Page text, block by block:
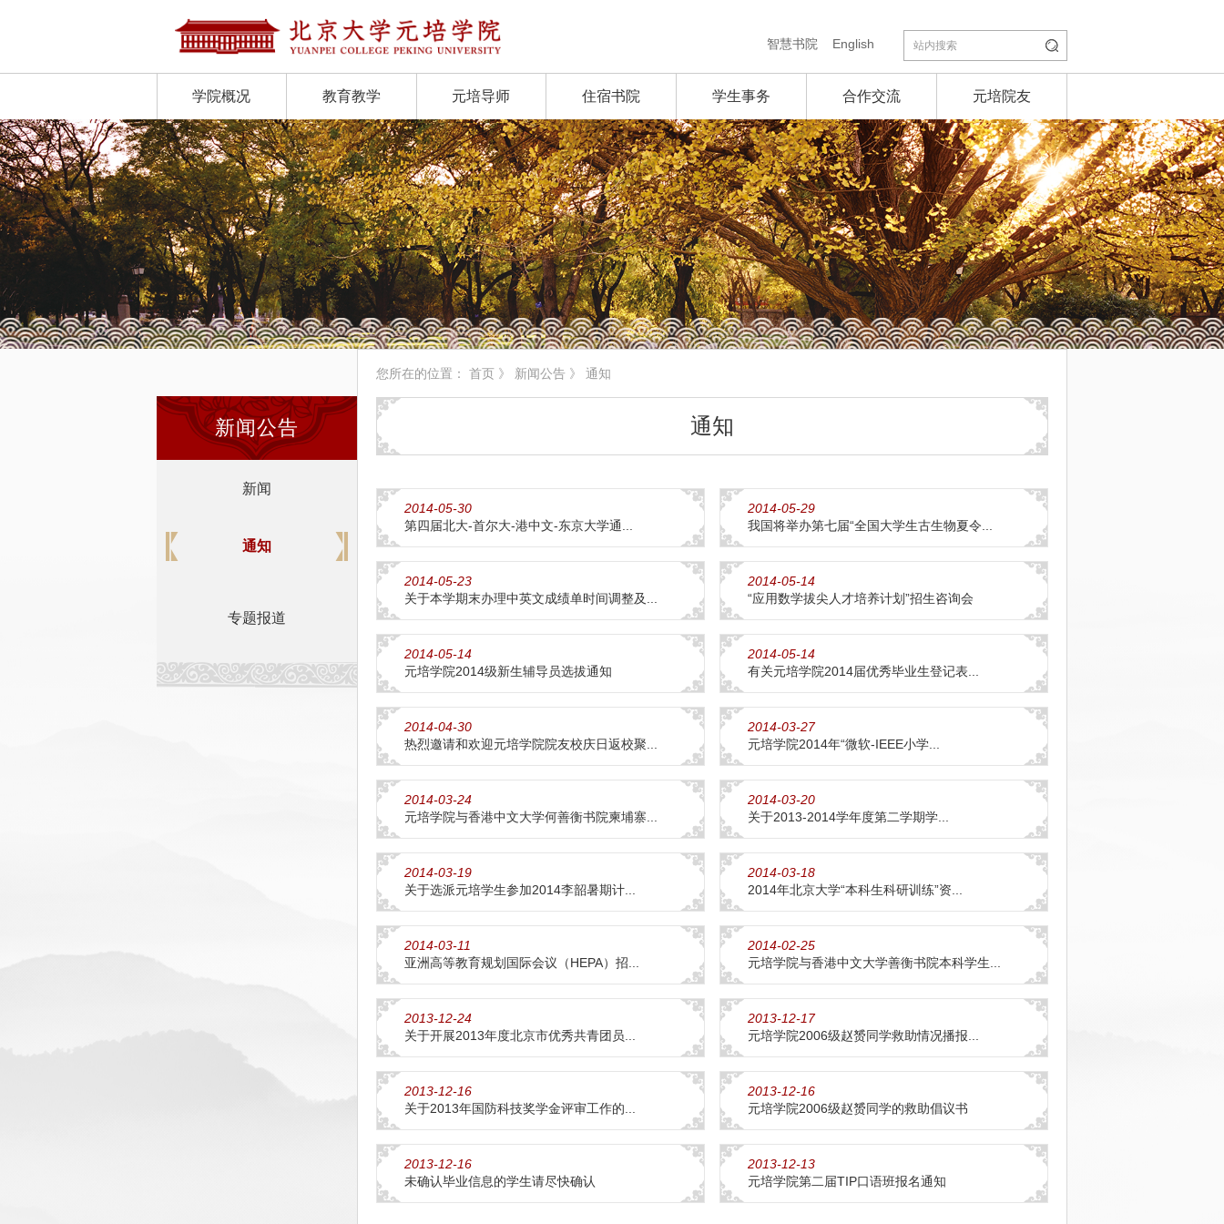
智慧书院 English
学院概况 教育教学 元培导师 住宿书院 学生事务 合作交流 元培院友
新闻公告
新闻
通知
专题报道
您所在的位置： 首页 》 新闻公告 》 通知
通知
2014-05-30
第四届北大-首尔大-港中文-东京大学通...
2014-05-29
我国将举办第七届“全国大学生古生物夏令...
2014-05-23
关于本学期末办理中英文成绩单时间调整及...
2014-05-14
“应用数学拔尖人才培养计划”招生咨询会
2014-05-14
元培学院2014级新生辅导员选拔通知
2014-05-14
有关元培学院2014届优秀毕业生登记表...
2014-04-30
热烈邀请和欢迎元培学院院友校庆日返校聚...
2014-03-27
元培学院2014年“微软-IEEE小学...
2014-03-24
元培学院与香港中文大学何善衡书院柬埔寨...
2014-03-20
关于2013-2014学年度第二学期学...
2014-03-19
关于选派元培学生参加2014李韶暑期计...
2014-03-18
2014年北京大学“本科生科研训练”资...
2014-03-11
亚洲高等教育规划国际会议（HEPA）招...
2014-02-25
元培学院与香港中文大学善衡书院本科学生...
2013-12-24
关于开展2013年度北京市优秀共青团员...
2013-12-17
元培学院2006级赵赟同学救助情况播报...
2013-12-16
关于2013年国防科技奖学金评审工作的...
2013-12-16
元培学院2006级赵赟同学的救助倡议书
2013-12-16
未确认毕业信息的学生请尽快确认
2013-12-13
元培学院第二届TIP口语班报名通知